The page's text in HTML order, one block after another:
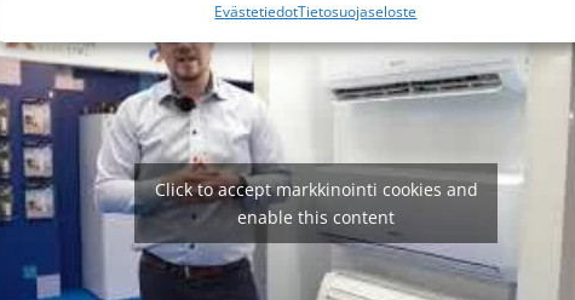
EvästetiedotTietosuojaseloste
Click to accept markkinointi cookies and
enable this content